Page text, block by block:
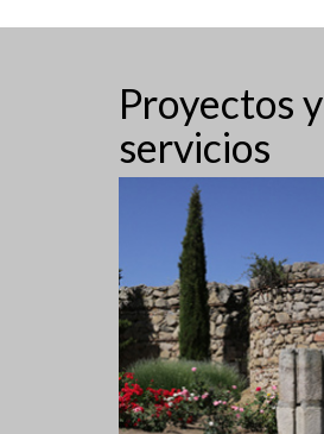
Proyectos y
servicios